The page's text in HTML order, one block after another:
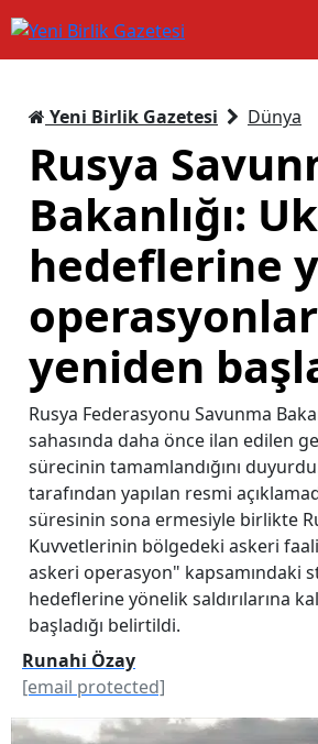
Yeni Birlik Gazetesi Dünya
Rusya
Bakanlığı:
hedeflerine
operasyonlar
yeniden
Rusya Federasyonu Savunma
sahasında daha önce ilan edilen
sürecinin tamamlandığını
tarafından yapılan resmi
süresinin sona ermesiyle birlikte
Kuvvetlerinin bölgedeki askeri
askeri operasyon" kapsamındaki
hedeflerine yönelik saldırılarına
başladığı belirtildi.
Runahi Özay
[email protected]